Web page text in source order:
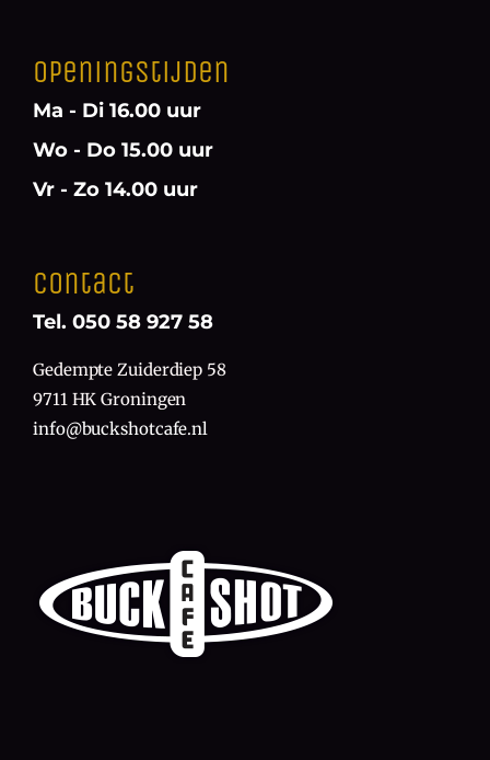
Openingstijden
Ma - Di 16.00 uur
Wo - Do 15.00 uur
Vr - Zo 14.00 uur
Contact
Tel. 050 58 927 58
Gedempte Zuiderdiep 58
9711 HK Groningen
info@buckshotcafe.nl